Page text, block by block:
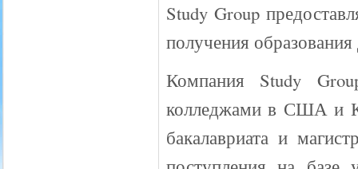
Study Group
получения
Компания Study
колледжами в США и
бакалавриата и